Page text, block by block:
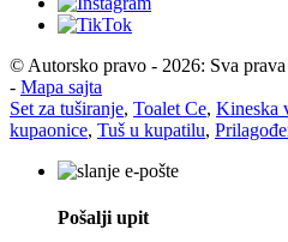
© Autorsko pravo - 2026: Sva prava
- Mapa sajta
Set za tuširanje, Toalet Ce, Kineska
kupaonice, Tuš u kupatilu,
Pošalji upit